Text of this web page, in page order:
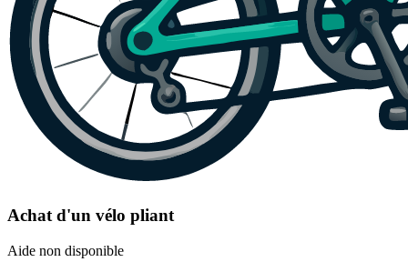
Achat d'un vélo pliant
Aide non disponible